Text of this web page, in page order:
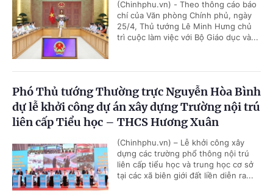
(Chinhphu.vn) - Theo thông cáo báo
chí của Văn phòng Chính phủ, ngày
25/4, Thủ tướng Lê Minh Hưng chủ
trì cuộc làm việc với Bộ Giáo dục và...
Phó Thủ tướng Thường trực Nguyễn Hòa Bình
dự lễ khởi công dự án xây dựng Trường nội trú
liên cấp Tiểu học – THCS Hương Xuân
(Chinhphu.vn) – Lễ khởi công xây
dựng các trường phổ thông nội trú
liên cấp tiểu học và trung học cơ sở
tại các xã biên giới đất liền diễn ra...